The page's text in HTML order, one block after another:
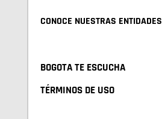
CONOCE NUESTRAS ENTIDADES
BOGOTA TE ESCUCHA
TÉRMINOS DE USO